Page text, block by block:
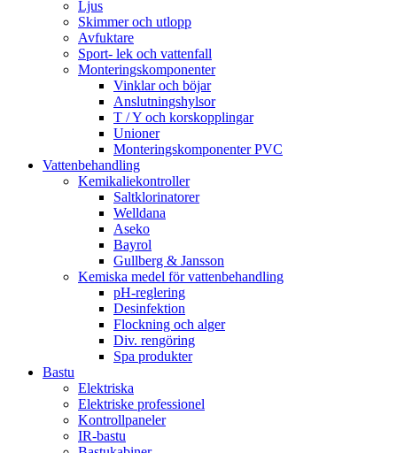
Ljus
Skimmer och utlopp
Avfuktare
Sport- lek och vattenfall
Monteringskomponenter
Vinklar och böjar
Anslutningshylsor
T / Y och korskopplingar
Unioner
Monteringskomponenter PVC
Vattenbehandling
Kemikaliekontroller
Saltklorinatorer
Welldana
Aseko
Bayrol
Gullberg & Jansson
Kemiska medel för vattenbehandling
pH-reglering
Desinfektion
Flockning och alger
Div. rengöring
Spa produkter
Bastu
Elektriska
Elektriske professionel
Kontrollpaneler
IR-bastu